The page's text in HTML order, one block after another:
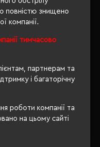
повністю знищено
компанії.
тимчасово
партнерам та
і багаторічну
роботи компанії та
на цьому сайті